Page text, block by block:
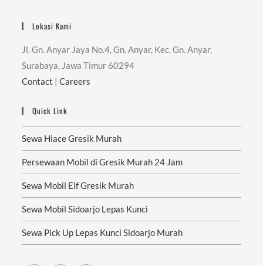
Lokasi Kami
Jl. Gn. Anyar Jaya No.4, Gn. Anyar, Kec. Gn. Anyar,
Surabaya, Jawa Timur 60294
Contact |Careers
Quick Link
Sewa Hiace Gresik Murah
Persewaan Mobil di Gresik Murah 24 Jam
Sewa Mobil Elf Gresik Murah
Sewa Mobil Sidoarjo Lepas Kunci
Sewa Pick Up Lepas Kunci Sidoarjo Murah